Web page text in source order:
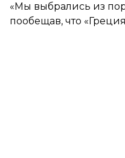
«Мы выбрались из
пообещав, что